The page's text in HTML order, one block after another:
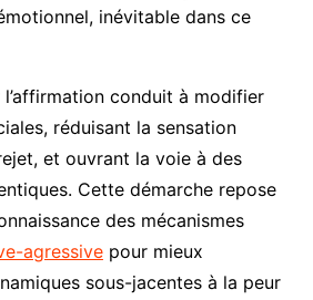
inévitable dans ce
l’affirmation conduit à modifier
réduisant la sensation
et ouvrant la voie à des
Cette démarche repose
des mécanismes
agressivepour mieux
sous-jacentes à la peur